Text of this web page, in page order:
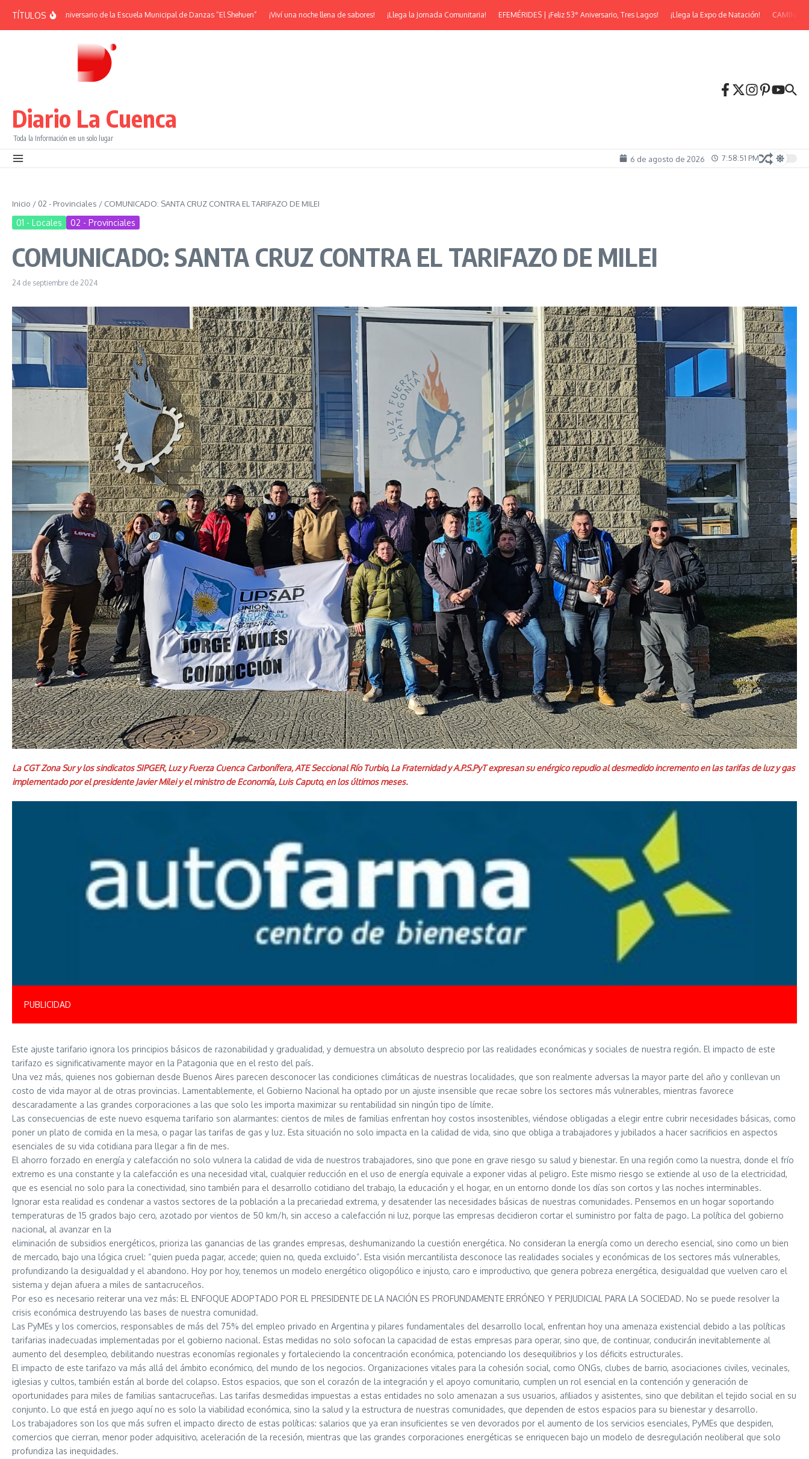
TÍTULOS
| 38° Aniversario de la Escuela Municipal de Danzas “El Shehuen” ¡Viví una noche llena de sabores! ¡Llega la Jornada Comunitaria! EFEMÉRIDES | ¡Feliz 53° Aniversario, Tres Lagos! ¡Llega la Expo de Natación! CAMINATA
Diario La Cuenca
Toda la Información en un solo lugar
6 de agosto de 2026 7:58:52 PM
Inicio / 02 - Provinciales / COMUNICADO: SANTA CRUZ CONTRA EL TARIFAZO DE MILEI
01 - Locales 02 - Provinciales
COMUNICADO: SANTA CRUZ CONTRA EL TARIFAZO DE MILEI
24 de septiembre de 2024
La CGT Zona Sur y los sindicatos SIPGER, Luz y Fuerza Cuenca Carbonífera, ATE Seccional Río Turbio, La Fraternidad y A.P.S.PyT expresan su enérgico repudio al desmedido incremento en las tarifas de luz y gas
implementado por el presidente Javier Milei y el ministro de Economía, Luis Caputo, en los últimos meses.
PUBLICIDAD
Este ajuste tarifario ignora los principios básicos de razonabilidad y gradualidad, y demuestra un absoluto desprecio por las realidades económicas y sociales de nuestra región. El impacto de este
tarifazo es significativamente mayor en la Patagonia que en el resto del país.
Una vez más, quienes nos gobiernan desde Buenos Aires parecen desconocer las condiciones climáticas de nuestras localidades, que son realmente adversas la mayor parte del año y conllevan un
costo de vida mayor al de otras provincias. Lamentablemente, el Gobierno Nacional ha optado por un ajuste insensible que recae sobre los sectores más vulnerables, mientras favorece
descaradamente a las grandes corporaciones a las que solo les importa maximizar su rentabilidad sin ningún tipo de límite.
Las consecuencias de este nuevo esquema tarifario son alarmantes: cientos de miles de familias enfrentan hoy costos insostenibles, viéndose obligadas a elegir entre cubrir necesidades básicas, como
poner un plato de comida en la mesa, o pagar las tarifas de gas y luz. Esta situación no solo impacta en la calidad de vida, sino que obliga a trabajadores y jubilados a hacer sacrificios en aspectos
esenciales de su vida cotidiana para llegar a fin de mes.
El ahorro forzado en energía y calefacción no solo vulnera la calidad de vida de nuestros trabajadores, sino que pone en grave riesgo su salud y bienestar. En una región como la nuestra, donde el frío
extremo es una constante y la calefacción es una necesidad vital, cualquier reducción en el uso de energía equivale a exponer vidas al peligro. Este mismo riesgo se extiende al uso de la electricidad,
que es esencial no solo para la conectividad, sino también para el desarrollo cotidiano del trabajo, la educación y el hogar, en un entorno donde los días son cortos y las noches interminables.
Ignorar esta realidad es condenar a vastos sectores de la población a la precariedad extrema, y desatender las necesidades básicas de nuestras comunidades. Pensemos en un hogar soportando
temperaturas de 15 grados bajo cero, azotado por vientos de 50 km/h, sin acceso a calefacción ni luz, porque las empresas decidieron cortar el suministro por falta de pago. La política del gobierno
nacional, al avanzar en la
eliminación de subsidios energéticos, prioriza las ganancias de las grandes empresas, deshumanizando la cuestión energética. No consideran la energía como un derecho esencial, sino como un bien
de mercado, bajo una lógica cruel: “quien pueda pagar, accede; quien no, queda excluido”. Esta visión mercantilista desconoce las realidades sociales y económicas de los sectores más vulnerables,
profundizando la desigualdad y el abandono. Hoy por hoy, tenemos un modelo energético oligopólico e injusto, caro e improductivo, que genera pobreza energética, desigualdad que vuelven caro el
sistema y dejan afuera a miles de santacruceños.
Por eso es necesario reiterar una vez más: EL ENFOQUE ADOPTADO POR EL PRESIDENTE DE LA NACIÓN ES PROFUNDAMENTE ERRÓNEO Y PERJUDICIAL PARA LA SOCIEDAD. No se puede resolver la
crisis económica destruyendo las bases de nuestra comunidad.
Las PyMEs y los comercios, responsables de más del 75% del empleo privado en Argentina y pilares fundamentales del desarrollo local, enfrentan hoy una amenaza existencial debido a las políticas
tarifarias inadecuadas implementadas por el gobierno nacional. Estas medidas no solo sofocan la capacidad de estas empresas para operar, sino que, de continuar, conducirán inevitablemente al
aumento del desempleo, debilitando nuestras economías regionales y fortaleciendo la concentración económica, potenciando los desequilibrios y los déficits estructurales.
El impacto de este tarifazo va más allá del ámbito económico, del mundo de los negocios. Organizaciones vitales para la cohesión social, como ONGs, clubes de barrio, asociaciones civiles, vecinales,
iglesias y cultos, también están al borde del colapso. Estos espacios, que son el corazón de la integración y el apoyo comunitario, cumplen un rol esencial en la contención y generación de
oportunidades para miles de familias santacruceñas. Las tarifas desmedidas impuestas a estas entidades no solo amenazan a sus usuarios, afiliados y asistentes, sino que debilitan el tejido social en su
conjunto. Lo que está en juego aquí no es solo la viabilidad económica, sino la salud y la estructura de nuestras comunidades, que dependen de estos espacios para su bienestar y desarrollo.
Los trabajadores son los que más sufren el impacto directo de estas políticas: salarios que ya eran insuficientes se ven devorados por el aumento de los servicios esenciales, PyMEs que despiden,
comercios que cierran, menor poder adquisitivo, aceleración de la recesión, mientras que las grandes corporaciones energéticas se enriquecen bajo un modelo de desregulación neoliberal que solo
profundiza las inequidades.